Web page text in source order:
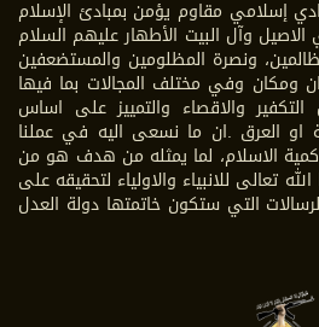
إسلامي مقاوم يؤمن بمبادئ الإسلام
وآل البيت الأطهار عليهم السلام
ونصرة المظلومين والمستضعفين
ومكان وفي مختلف المجالات بما فيها
والاقصاء والتمييز على اساس
او العرق .ان ما نسعى اليه في عملنا
الاسلام، لما يمثله من هدف هو من
تعالى للانبياء والاولياء لتحقيقه على
التي ستكون خاتمتها دولة العدل